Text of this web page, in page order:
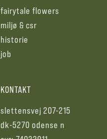
fairytale flowers
miljø & csr
historie
job
KONTAKT
slettensvej 207-215
dk-5270 odense n